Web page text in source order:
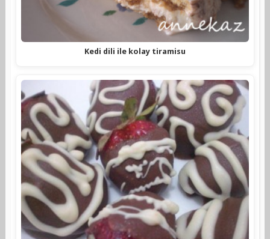
Kedi dili ile kolay tiramisu